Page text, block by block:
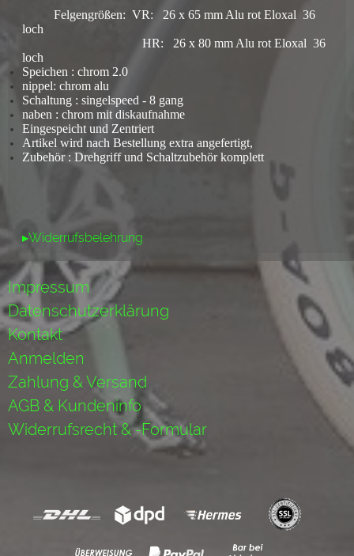
Felgengrößen: VR: 26 x 65 mm Alu rot Eloxal 36
loch
HR: 26 x 80 mm Alu rot Eloxal 36
loch
Speichen : chrom 2.0
nippel: chrom alu
Schaltung : singelspeed - 8 gang
naben : chrom mit diskaufnahme
Eingespeicht und Zentriert
Artikel wird nach Bestellung extra angefertigt,
Zubehör : Drehgriff und Schaltzubehör komplett
▸Widerrufsbelehrung
Impressum
Datenschutzerklärung
Kontakt
Anmelden
Zahlung & Versand
AGB & Kundeninfo
Widerrufsrecht & -Formular